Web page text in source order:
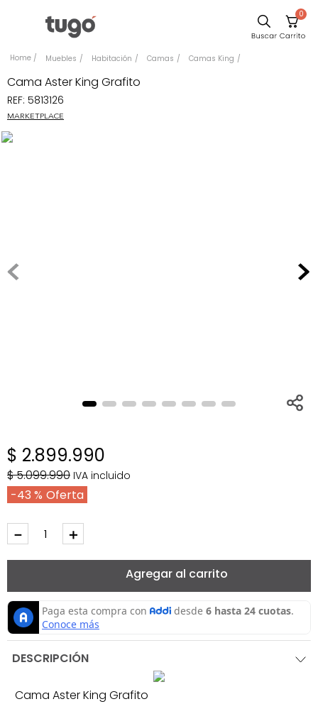
0
Muebles Habitación Camas Camas King
Cama Aster King Grafito
REF: 5813126
MARKETPLACE
$ 2.899.990
$5.099.990 IVA incluido
43 %
＋
－
Agregar al carrito
DESCRIPCIÓN
Cama Aster King Grafito
Comedor
Silla